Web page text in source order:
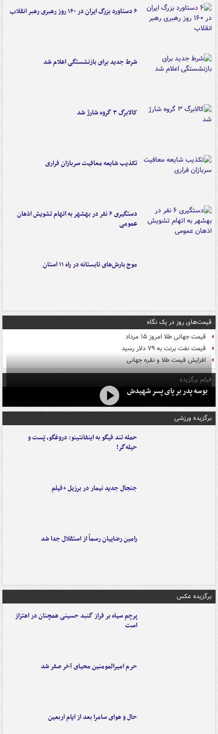
۶ دستاورد بزرگ ایران در ۱۶۰ روز رهبری رهبر انقلاب
شرط جدید برای بازنشستگی اعلام شد
کالابرگ ۳ گروه شارژ شد
تکذیب شایعه معافیت سربازان فراری
دستگیری ۶ نفر در بهشهر به اتهام تشویش اذهان
عمومی
موج بارش‌های تابستانه در راه ۱۱ استان
قیمت‌های روز در یک نگاه
قیمت جهانی طلا امروز ۱۵ مرداد
قیمت نفت برنت به ۷۹ دلار رسید
افزایش قیمت طلا و نقره جهانی
فیلم برگزیده
بوسه‌ پدر بر پای پسر شهیدش
برگزیده ورزشی
حمله تند فیگو به اینفانتینو: دروغگو، پَست‌ و
حیله‌گر!
جنجال جدید نیمار در برزیل +فیلم
رامین رضاییان رسماً از استقلال جدا شد
برگزیده عکس
پرچم سیاه بر فراز گنبد حسینی همچنان در اهتزاز
است
حرم امیرالمومنین محیای آخر صفر شد
حال و هوای سامرا بعد از ایام اربعین